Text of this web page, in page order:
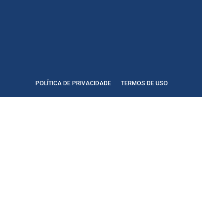
POLÍTICA DE PRIVACIDADE TERMOS DE USO